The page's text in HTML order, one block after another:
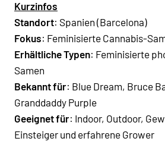
Kurzinfos
Standort: Spanien (Barcelona)
Fokus: Feminisierte Cannabis-
Erhältliche Typen: Feminisierte
Samen
Bekannt für: Blue Dream, Bruce
Granddaddy Purple
Geeignet für: Indoor, Outdoor,
Einsteiger und erfahrene Grower